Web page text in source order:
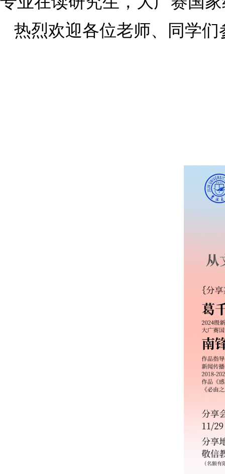
热烈欢迎各位老师、同学们